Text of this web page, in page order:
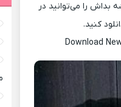
را می‌توانید در
کنید.
Download